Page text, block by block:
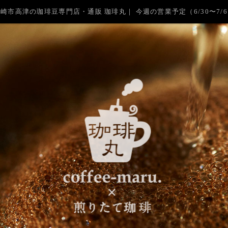
市高津の珈琲豆専門店・通販 珈琲丸｜ 今週の営業予定（6/30〜7/